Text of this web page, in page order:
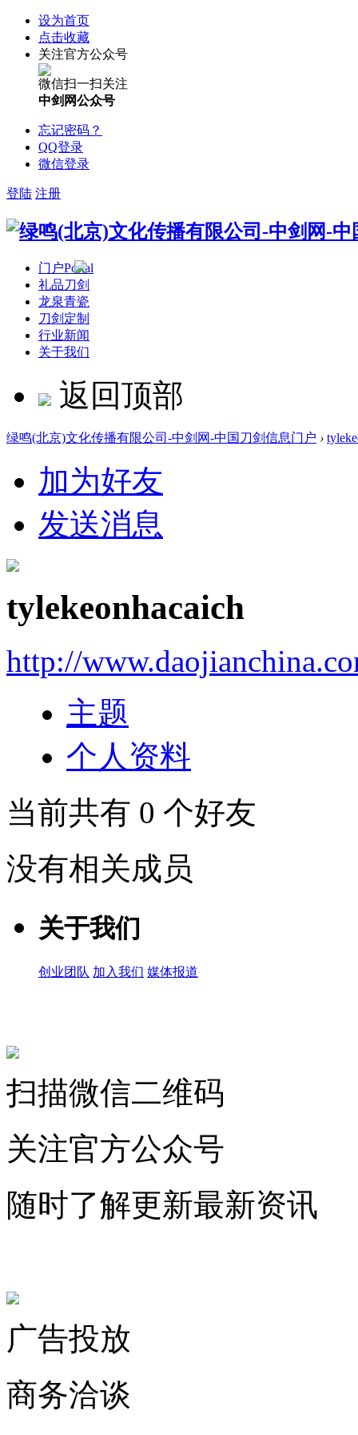
设为首页
点击收藏
关注官方公众号
微信扫一扫关注
中剑网公众号
忘记密码？
QQ登录
微信登录
登陆 注册
门户Portal
礼品刀剑
龙泉青瓷
刀剑定制
行业新闻
关于我们
返回顶部
绿鸣(北京)文化传播有限公司-中剑网-中国刀剑信息门户 ›
加为好友
发送消息
tylekeonhacaich
http://
主题
个人资料
当前共有 0 个好友
没有相关成员
关于我们
创业团队 加入我们 媒体报道
扫描微信二维码
关注官方公众号
随时了解更新最新资讯
广告投放
商务洽谈